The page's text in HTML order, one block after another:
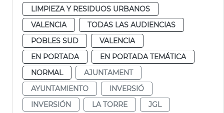
LIMPIEZA Y RESIDUOS URBANOS
VALENCIA
TODAS LAS AUDIENCIAS
POBLES SUD
VALENCIA
EN PORTADA
EN PORTADA TEMÁTICA
NORMAL
AJUNTAMENT
AYUNTAMIENTO
INVERSIÓ
INVERSIÓN
LA TORRE
JGL